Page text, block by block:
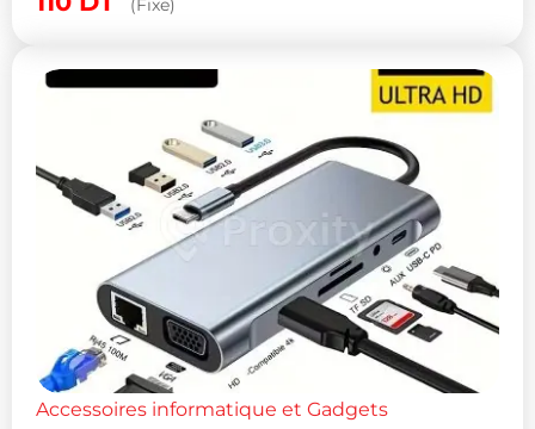
(Fixe)
Accessoires informatique et Gadgets